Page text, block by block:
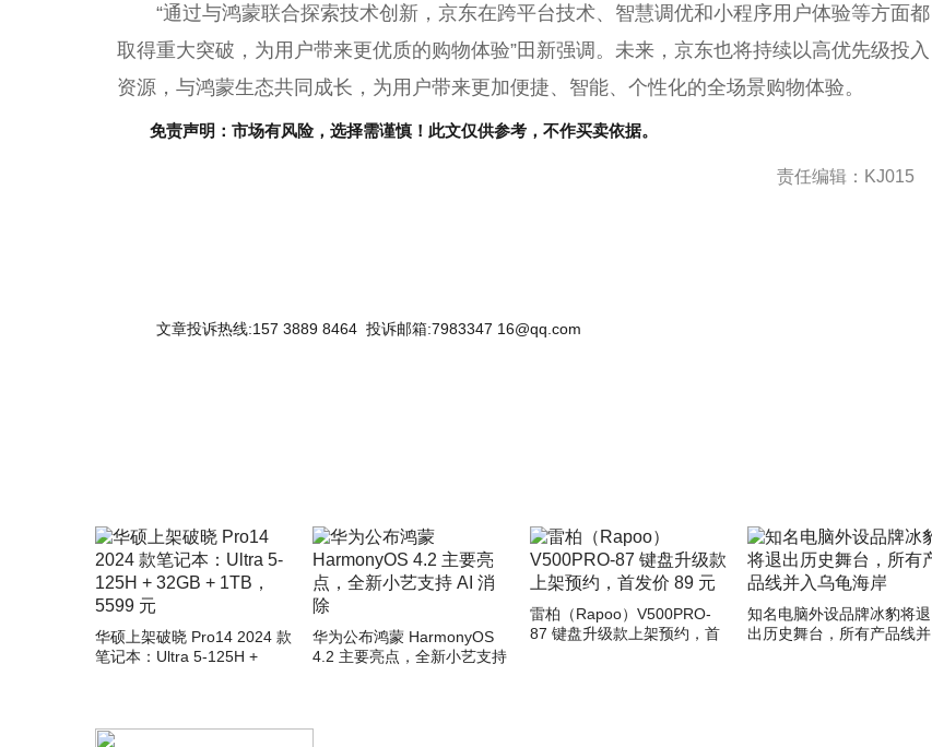
“通过与鸿蒙联合探索技术创新，京东在跨平台技术、智慧调优和小程序用户体验等方面都
取得重大突破，为用户带来更优质的购物体验”田新强调。未来，京东也将持续以高优先级投入
资源，与鸿蒙生态共同成长，为用户带来更加便捷、智能、个性化的全场景购物体验。
免责声明：市场有风险，选择需谨慎！此文仅供参考，不作买卖依据。
责任编辑：KJ015
文章投诉热线:157 3889 8464 投诉邮箱:7983347 16@qq.com
华硕上架破晓 Pro14 2024 款
笔记本：Ultra 5-125H +
华为公布鸿蒙 HarmonyOS
4.2 主要亮点，全新小艺支持
雷柏（Rapoo）V500PRO-
87 键盘升级款上架预约，首
知名电脑外设品牌冰豹将退
出历史舞台，所有产品线并